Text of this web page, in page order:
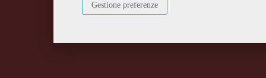
Gestione preferenze